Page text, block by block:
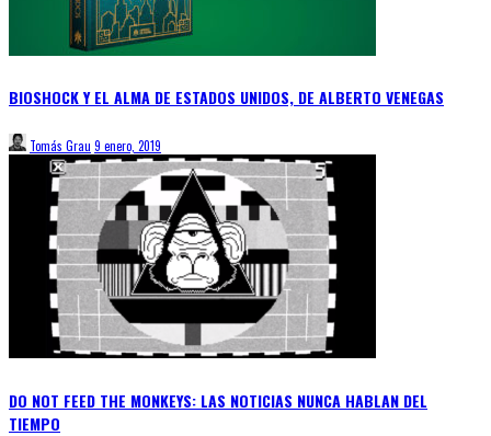
BIOSHOCK Y EL ALMA DE ESTADOS UNIDOS, DE ALBERTO VENEGAS
Tomás Grau 9 enero, 2019
DO NOT FEED THE MONKEYS: LAS NOTICIAS NUNCA HABLAN DEL
TIEMPO